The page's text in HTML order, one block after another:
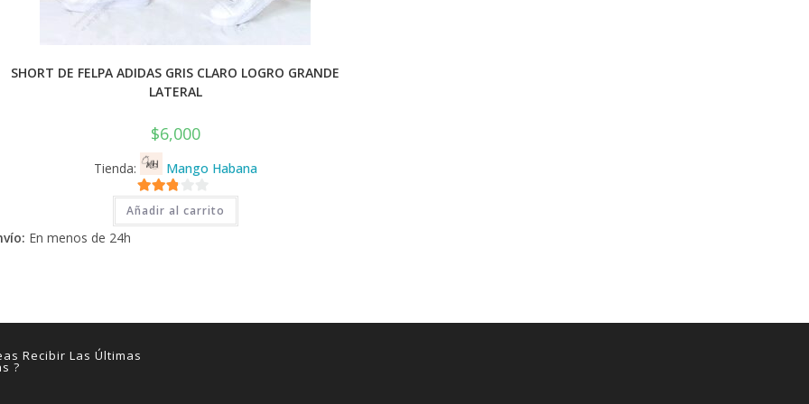
SHORT DE FELPA ADIDAS GRIS CLARO LOGRO GRANDE
LATERAL
$6,000
Tienda: Mango Habana
2.71
de 5
Añadir al carrito
En menos de 24h
Recibir Las Últimas
?